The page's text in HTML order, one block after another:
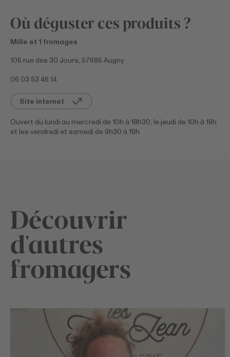
Où déguster ces produits ?
Mille et 1 fromages
106 rue des 30 Jours, 57685 Augny
06 03 53 46 14
Site internet
Ouvert du lundi au mercredi de 10h à 18h30, le jeudi de 10h à 19h
et les vendredi et samedi de 9h30 à 19h
Découvrir
d'autres
fromagers